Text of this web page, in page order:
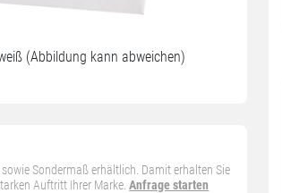
(Abbildung kann abweichen)
Sondermaß erhältlich. Damit erhalten Sie
Auftritt Ihrer Marke.Anfrage starten